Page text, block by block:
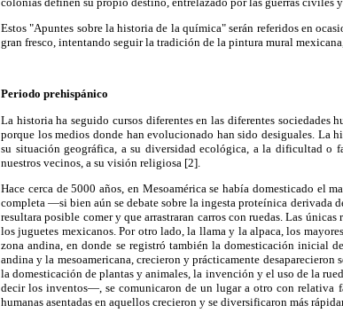
Estos "Apuntes sobre la historia de la química" serán referidos en
gran fresco, intentando seguir la tradición de la pintura mural
Periodo prehispánico
La historia ha seguido cursos diferentes en las diferentes sociedades
porque los medios donde han evolucionado han sido desiguales. La
su situación geográfica, a su diversidad ecológica, a la dificultad o
nuestros vecinos, a su visión religiosa [2].
Hace cerca de 5000 años, en Mesoamérica se había domesticado el
completa —si bien aún se debate sobre la ingesta proteínica derivada
resultara posible comer y que arrastraran carros con ruedas. Las
los juguetes mexicanos. Por otro lado, la llama y la alpaca, los
zona andina, en donde se registró también la domesticación inicial
andina y la mesoamericana, crecieron y prácticamente
la domesticación de plantas y animales, la invención y el uso de la
decir los inventos—, se comunicaron de un lugar a otro con relativa
humanas asentadas en aquellos crecieron y se diversificaron más